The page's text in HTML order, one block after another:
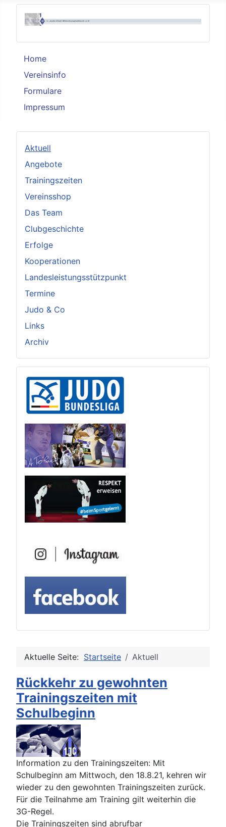
Home
Vereinsinfo
Formulare
Impressum
Aktuell
Angebote
Trainingszeiten
Vereinsshop
Das Team
Clubgeschichte
Erfolge
Kooperationen
Landesleistungsstützpunkt
Termine
Judo & Co
Links
Archiv
Aktuelle Seite: Startseite Aktuell
Rückkehr zu gewohnten
Trainingszeiten mit
Schulbeginn
Information zu den Trainingszeiten: Mit
Schulbeginn am Mittwoch, den 18.8.21, kehren wir
wieder zu den gewohnten Trainingszeiten zurück.
Für die Teilnahme am Training gilt weiterhin die
3G-Regel.
Die Trainingszeiten sind abrufbar